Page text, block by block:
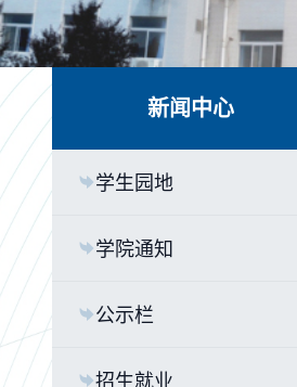
新闻中心
学生园地
学院通知
公示栏
招生就业